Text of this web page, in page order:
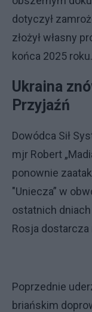
dotyczył
złożył własny
końca 2025 roku.
Ukraina
Przyjaźń
Dowódca Sił
mjr Robert
ponownie
"Uniecza” w
ostatnich
Rosja dostarcza
Poprzednie
briańskim